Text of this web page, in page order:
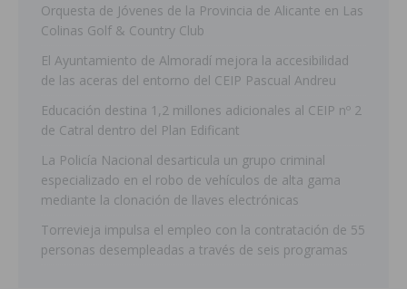
Orquesta de Jóvenes de la Provincia de Alicante en Las
Colinas Golf & Country Club
El Ayuntamiento de Almoradí mejora la accesibilidad
de las aceras del entorno del CEIP Pascual Andreu
Educación destina 1,2 millones adicionales al CEIP nº 2
de Catral dentro del Plan Edificant
La Policía Nacional desarticula un grupo criminal
especializado en el robo de vehículos de alta gama
mediante la clonación de llaves electrónicas
Torrevieja impulsa el empleo con la contratación de 55
personas desempleadas a través de seis programas